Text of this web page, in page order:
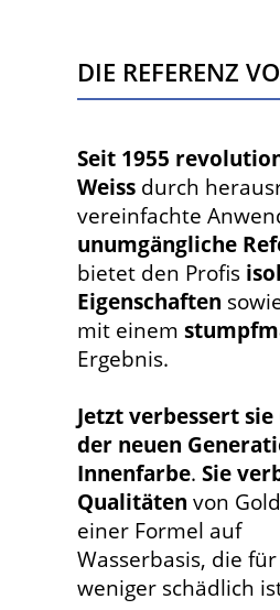
DIE REFERENZ
Seit 1955
Weiss durch
vereinfachte
unumgängliche
bietet den Profis
Eigenschaften
mit einem
Ergebnis.
Jetzt verbessert
der neuen
Innenfarbe. Sie
Qualitäten von
einer Formel auf
Wasserbasis, die
weniger schädlich